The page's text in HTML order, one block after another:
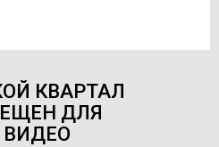
КВАРТАЛ
ДЛЯ
ВИДЕО